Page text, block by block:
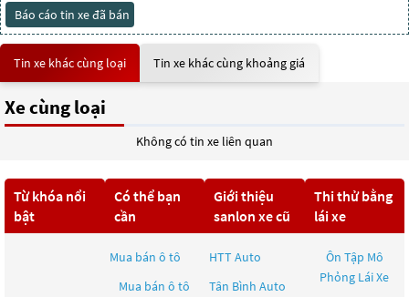
Báo cáo tin xe đã bán
Tin xe khác cùng loại Tin xe khác cùng khoảng giá
Xe cùng loại
Không có tin xe liên quan
Từ khóa nổi
bật
Có thể bạn
cần
Mua bán ô tô
Mua bán ô tô
Giới thiệu
sanlon xe cũ
HTT Auto
Tân Bình Auto
Thi thử bằng
lái xe
Ôn Tập Mô
Phỏng Lái Xe